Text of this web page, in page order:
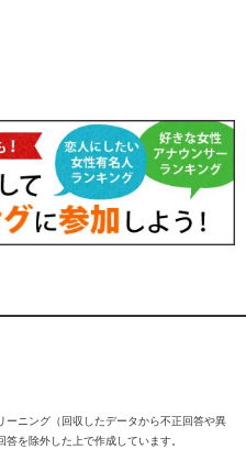
ニング（回収したデータから不正回答や異
を除外した上で作成しています。